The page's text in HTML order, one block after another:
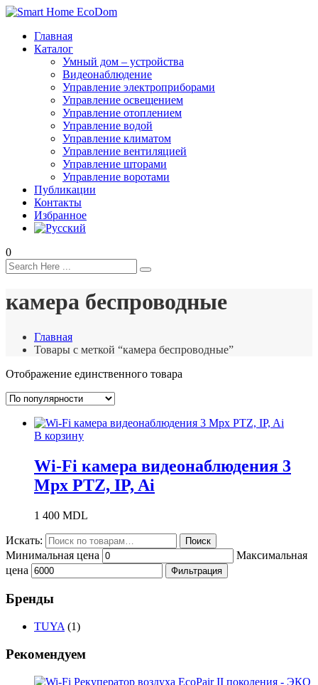
Главная
Каталог
Умный дом – устройства
Видеонаблюдение
Управление электроприборами
Управление освещением
Управление отоплением
Управление водой
Управление климатом
Управление вентиляцией
Управление шторами
Управление воротами
Публикации
Контакты
Избранное
0
камера беспроводные
Главная
Товары с меткой “камера беспроводные”
Отображение единственного товара
В корзину
Wi-Fi камера видеонаблюдения 3
Mpx PTZ, IP, Ai
1 400 MDL
Искать: Поиск
Минимальная цена
Максимальная
цена
Фильтрация
Бренды
TUYA (1)
Рекомендуем